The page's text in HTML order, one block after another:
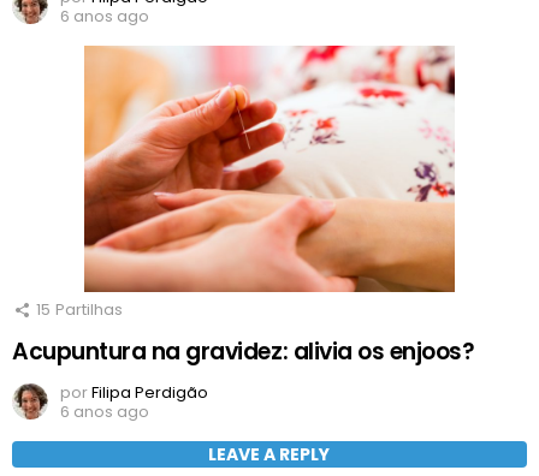
6 anos ago
15 Partilhas
Acupuntura na gravidez: alivia os enjoos?
porFilipa Perdigão
6 anos ago
LEAVE A REPLY